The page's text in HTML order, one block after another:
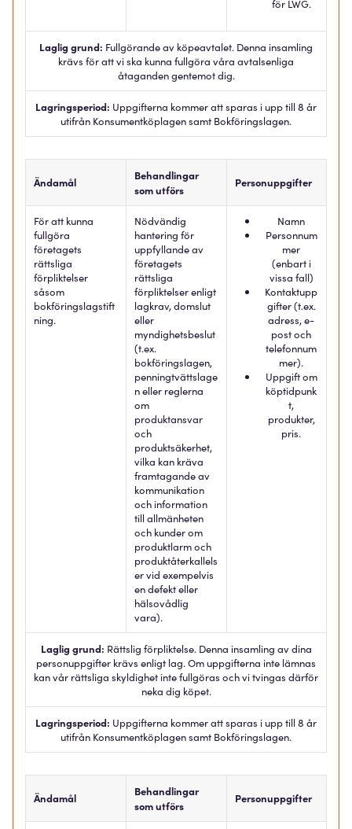
för LWG.
Laglig grund: Fullgörande av köpeavtalet. Denna insamling
krävs för att vi ska kunna fullgöra våra avtalsenliga
åtaganden gentemot dig.
Lagringsperiod: Uppgifterna kommer att sparas i upp till 8 år
utifrån Konsumentköplagen samt Bokföringslagen.
Ändamål
Behandlingar
som utförs
Personuppgifter
För att kunna
fullgöra
företagets
rättsliga
förpliktelser
såsom
bokföringslagstift
ning.
Nödvändig
hantering för
uppfyllande av
företagets
rättsliga
förpliktelser enligt
lagkrav, domslut
eller
myndighetsbeslut
(t.ex.
bokföringslagen,
penningtvättslage
n eller reglerna
om
produktansvar
och
produktsäkerhet,
vilka kan kräva
framtagande av
kommunikation
och information
till allmänheten
och kunder om
produktlarm och
produktåterkallels
er vid exempelvis
en defekt eller
hälsovådlig
vara).
Namn
Personnum
mer
(enbart i
vissa fall)
Kontaktupp
gifter (t.ex.
adress, e-
post och
telefonnum
mer).
Uppgift om
köptidpunk
t,
produkter,
pris.
Laglig grund: Rättslig förpliktelse. Denna insamling av dina
personuppgifter krävs enligt lag. Om uppgifterna inte lämnas
kan vår rättsliga skyldighet inte fullgöras och vi tvingas därför
neka dig köpet.
Lagringsperiod: Uppgifterna kommer att sparas i upp till 8 år
utifrån Konsumentköplagen samt Bokföringslagen.
Ändamål
Behandlingar
som utförs
Personuppgifter